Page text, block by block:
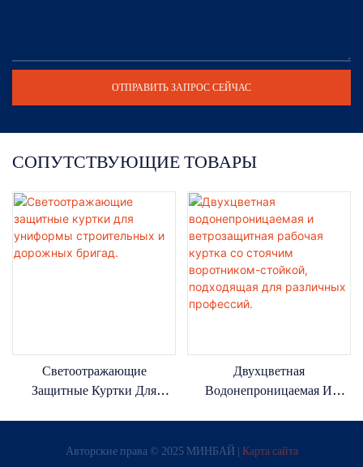
ОТПРАВИТЬ ЗАПРОС СЕЙЧАС
СОПУТСТВУЮЩИЕ ТОВАРЫ
Светоотражающие
Защитные Куртки Для
Двухцветная
Водонепроницаемая И
Воротником-Стойкой,
Авторские права © 2025 МИНБАЙ | Карта сайта